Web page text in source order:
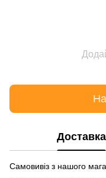
Доставка
Самовивіз з нашого